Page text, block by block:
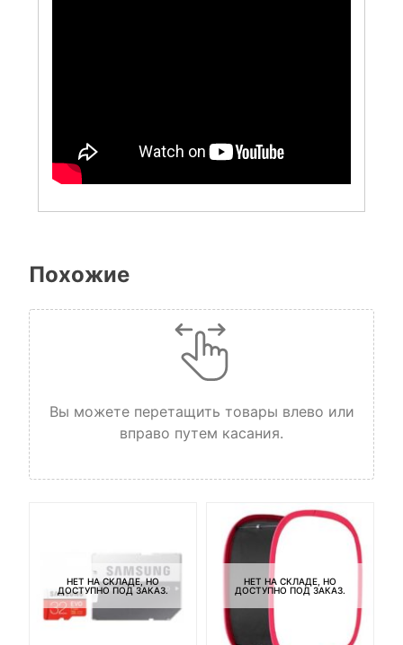
Похожие
Вы можете перетащить товары влево или
вправо путем касания.
НЕТ НА СКЛАДЕ, НО
ДОСТУПНО ПОД ЗАКАЗ.
НЕТ НА СКЛАДЕ, НО
ДОСТУПНО ПОД ЗАКАЗ.